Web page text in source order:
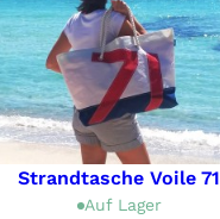
Strandtasche Voile 71
Auf Lager